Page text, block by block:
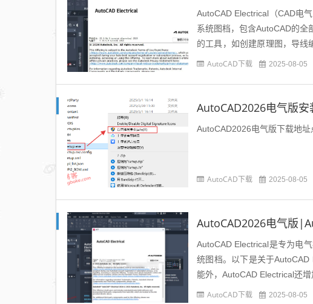
‌‌‌‌‌‌AutoCAD Electrical（CAD电
系统图档，包含AutoCAD的
的工具，如创建原理图，导线
件的数据库...
AutoCAD下载 2025-08-05
AutoCAD2026电气版安
AutoCAD2026电气版下载地址
AutoCAD下载 2025-08-05
AutoCAD2026电气版
AutoCAD Electrical是专为电
统图档。以下是关于
能外，AutoCAD Electrical还
AutoCAD下载 2025-08-05